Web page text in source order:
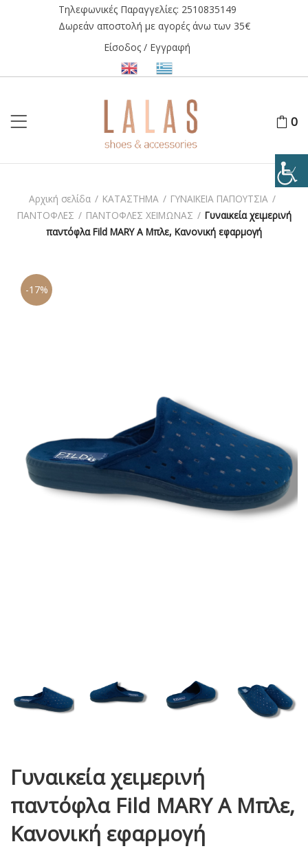
Τηλεφωνικές Παραγγελίες: 2510835149
Δωρεάν αποστολή με αγορές άνω των 35€
Είσοδος / Εγγραφή
0
Αρχική σελίδα / ΚΑΤΑΣΤΗΜΑ / ΓΥΝΑΙΚΕΙΑ ΠΑΠΟΥΤΣΙΑ /
ΠΑΝΤΟΦΛΕΣ / ΠΑΝΤΟΦΛΕΣ ΧΕΙΜΩΝΑΣ / Γυναικεία χειμερινή
παντόφλα Fild MARY A Μπλε, Κανονική εφαρμογή
-17%
Γυναικεία χειμερινή
παντόφλα Fild MARY A Μπλε,
Κανονική εφαρμογή